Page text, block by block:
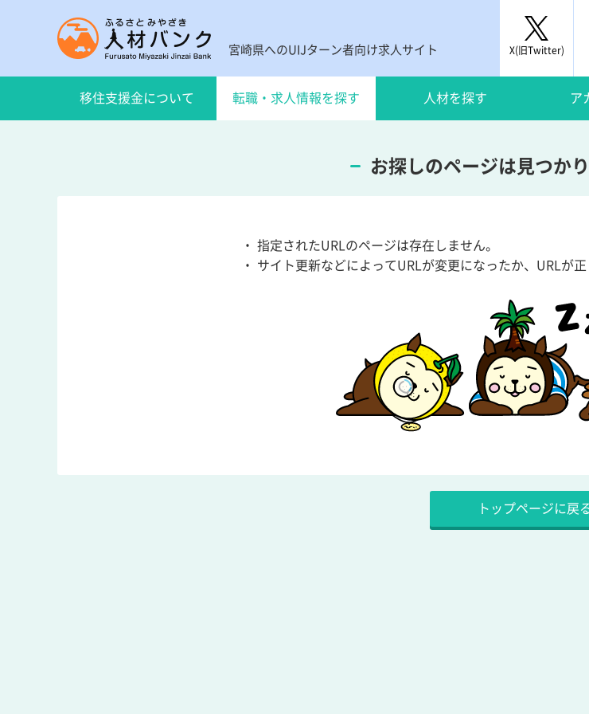
宮崎県へのUIJターン者向け求人サイト X(旧Twitter)
移住支援金について 転職・求人情報を探す 人材を探す ア
お探しのページは見つか
・ 指定されたURLのページは存在しません。
・ サイト更新などによってURLが変更になったか、URLが
トップページに戻